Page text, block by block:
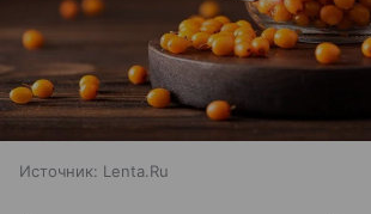
Источник: Lenta.Ru